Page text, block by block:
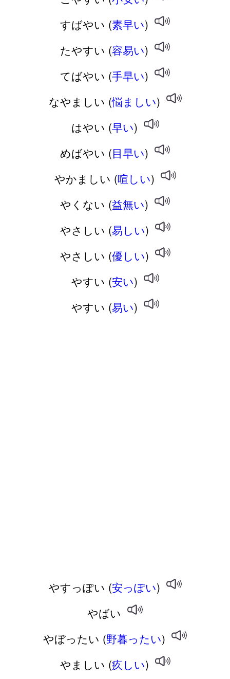
すばやい (素早い)
たやすい (容易い)
てばやい (手早い)
なやましい (悩ましい)
はやい (早い)
めばやい (目早い)
やかましい (喧しい)
やくない (益無い)
やさしい (易しい)
やさしい (優しい)
やすい (安い)
やすい (易い)
やすっぽい (安っぽい)
やばい
やぼったい (野暮ったい)
やましい (疚しい)